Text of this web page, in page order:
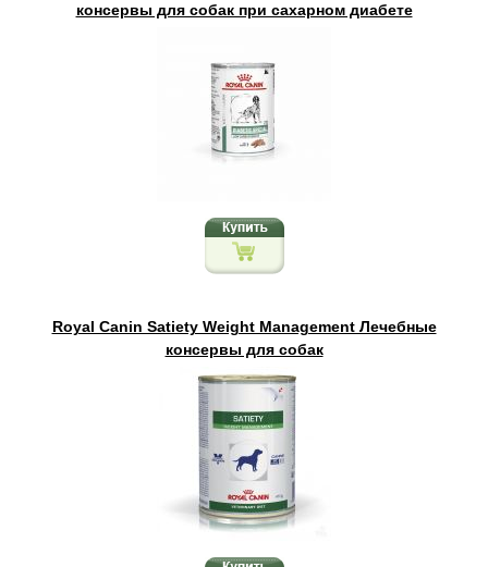
консервы для собак при сахарном диабете
Royal Canin Satiety Weight Management Лечебные
консервы для собак